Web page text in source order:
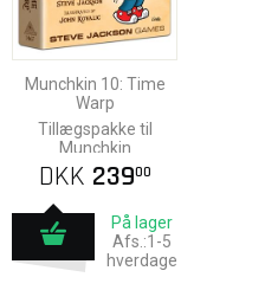
Munchkin 10: Time
Warp
Tillægspakke til
Munchkin
DKK 23900
På lager
Afs.:1-5
hverdage